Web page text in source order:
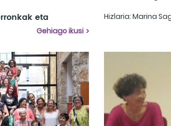
eta
Imaz
Gehiago ikusi
Hizlaria: Marina
Praktika onak: